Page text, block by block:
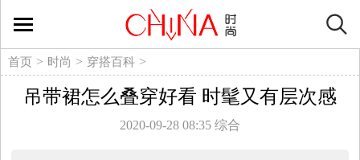
时
尚
首页 > 时尚 > 穿搭百科 >
吊带裙怎么叠穿好看 时髦又有层次感
2020-09-28 08:35 综合